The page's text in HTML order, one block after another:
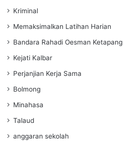
Kriminal
Memaksimalkan Latihan Harian
Bandara Rahadi Oesman Ketapang
Kejati Kalbar
Perjanjian Kerja Sama
Bolmong
Minahasa
Talaud
anggaran sekolah